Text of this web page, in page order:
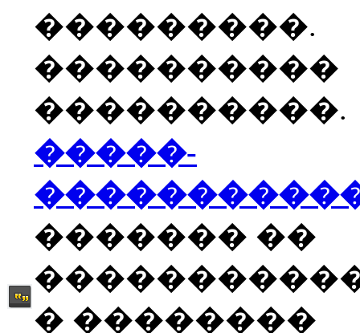
���������.
����������
����������.
�����-
������� ��
� ��������